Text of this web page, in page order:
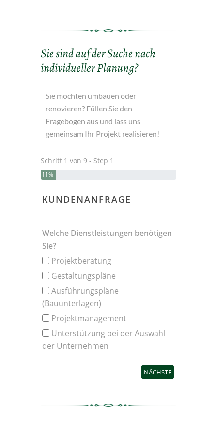
Sie sind auf der Suche nach
individueller Planung?
Sie möchten umbauen oder
renovieren? Füllen Sie den
Fragebogen aus und lass uns
gemeinsam Ihr Projekt realisieren!
Schritt 1 von 9 - Step 1
11%
KUNDENANFRAGE
Welche Dienstleistungen benötigen
Sie?
Projektberatung
Gestaltungspläne
Ausführungspläne
(Bauunterlagen)
Projektmanagement
Unterstützung bei der Auswahl
der Unternehmen
NÄCHSTE